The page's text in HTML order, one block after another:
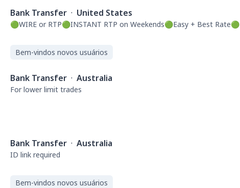
Bank Transfer · United States
🟢WIRE or RTP🟢INSTANT RTP on Weekends🟢Easy + Best Rate🟢
Bem-vindos novos usuários
Bank Transfer · Australia
For lower limit trades
Bank Transfer · Australia
ID link required
Bem-vindos novos usuários